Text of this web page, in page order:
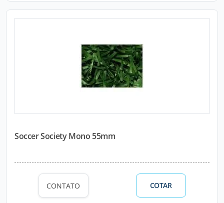
Soccer Society Mono 55mm
CONTATO COTAR